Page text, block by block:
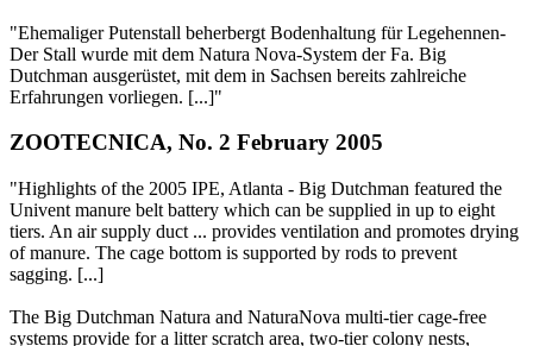
"Ehemaliger Putenstall beherbergt Bodenhaltung für Legehennen-
Der Stall wurde mit dem Natura Nova-System der Fa. Big
Dutchman ausgerüstet, mit dem in Sachsen bereits zahlreiche
Erfahrungen vorliegen. [...]"
ZOOTECNICA, No. 2 February 2005
"Highlights of the 2005 IPE, Atlanta - Big Dutchman featured the
Univent manure belt battery which can be supplied in up to eight
tiers. An air supply duct ... provides ventilation and promotes drying
of manure. The cage bottom is supported by rods to prevent
sagging. [...]
The Big Dutchman Natura and NaturaNova multi-tier cage-free
systems provide for a litter scratch area, two-tier colony nests,